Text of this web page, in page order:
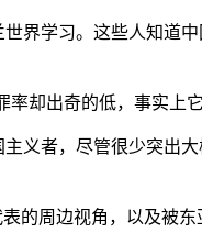
界学习。这些人知道
却出奇的低，事实上
义者，尽管很少突出
的周边视角，以及被